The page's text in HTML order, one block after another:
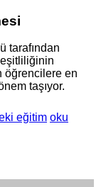
tarafından
öğrencilere en
taşıyor.
eğitim oku